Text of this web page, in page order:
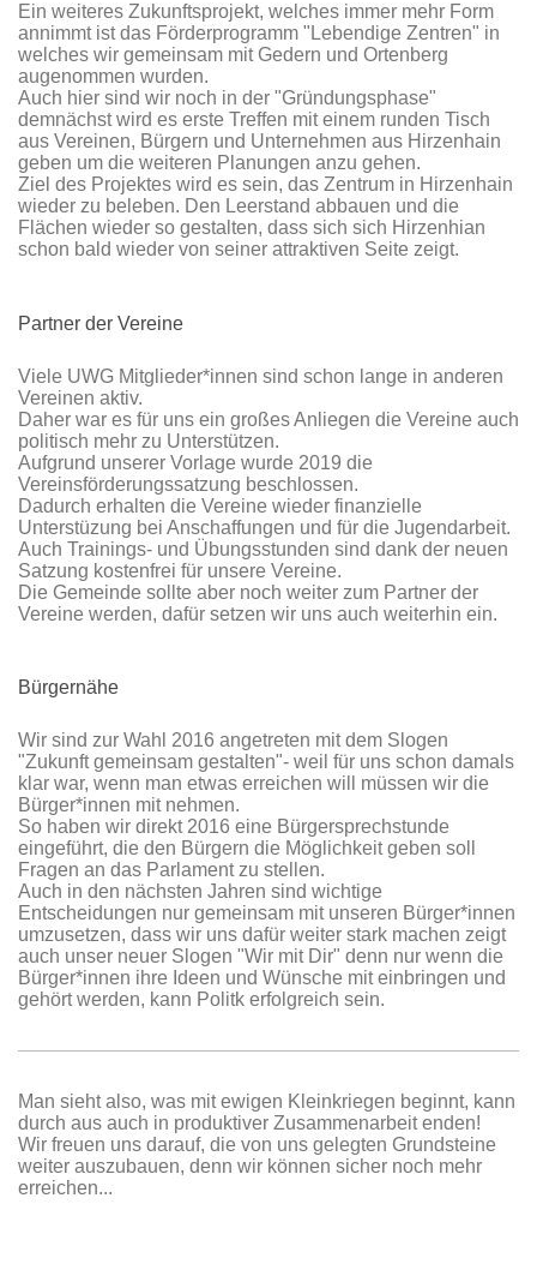
Ein weiteres Zukunftsprojekt, welches immer mehr Form
annimmt ist das Förderprogramm "Lebendige Zentren" in
welches wir gemeinsam mit Gedern und Ortenberg
augenommen wurden.
Auch hier sind wir noch in der "Gründungsphase"
demnächst wird es erste Treffen mit einem runden Tisch
aus Vereinen, Bürgern und Unternehmen aus Hirzenhain
geben um die weiteren Planungen anzu gehen.
Ziel des Projektes wird es sein, das Zentrum in Hirzenhain
wieder zu beleben. Den Leerstand abbauen und die
Flächen wieder so gestalten, dass sich sich Hirzenhian
schon bald wieder von seiner attraktiven Seite zeigt.
Partner der Vereine
Viele UWG Mitglieder*innen sind schon lange in anderen
Vereinen aktiv.
Daher war es für uns ein großes Anliegen die Vereine auch
politisch mehr zu Unterstützen.
Aufgrund unserer Vorlage wurde 2019 die
Vereinsförderungssatzung beschlossen.
Dadurch erhalten die Vereine wieder finanzielle
Unterstüzung bei Anschaffungen und für die Jugendarbeit.
Auch Trainings- und Übungsstunden sind dank der neuen
Satzung kostenfrei für unsere Vereine.
Die Gemeinde sollte aber noch weiter zum Partner der
Vereine werden, dafür setzen wir uns auch weiterhin ein.
Bürgernähe
Wir sind zur Wahl 2016 angetreten mit dem Slogen
"Zukunft gemeinsam gestalten"- weil für uns schon damals
klar war, wenn man etwas erreichen will müssen wir die
Bürger*innen mit nehmen.
So haben wir direkt 2016 eine Bürgersprechstunde
eingeführt, die den Bürgern die Möglichkeit geben soll
Fragen an das Parlament zu stellen.
Auch in den nächsten Jahren sind wichtige
Entscheidungen nur gemeinsam mit unseren Bürger*innen
umzusetzen, dass wir uns dafür weiter stark machen zeigt
auch unser neuer Slogen "Wir mit Dir" denn nur wenn die
Bürger*innen ihre Ideen und Wünsche mit einbringen und
gehört werden, kann Politk erfolgreich sein.
Man sieht also, was mit ewigen Kleinkriegen beginnt, kann
durch aus auch in produktiver Zusammenarbeit enden!
Wir freuen uns darauf, die von uns gelegten Grundsteine
weiter auszubauen, denn wir können sicher noch mehr
erreichen...